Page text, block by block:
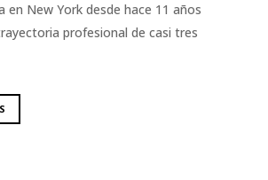
en New York desde hace 11 años
profesional de casi tres